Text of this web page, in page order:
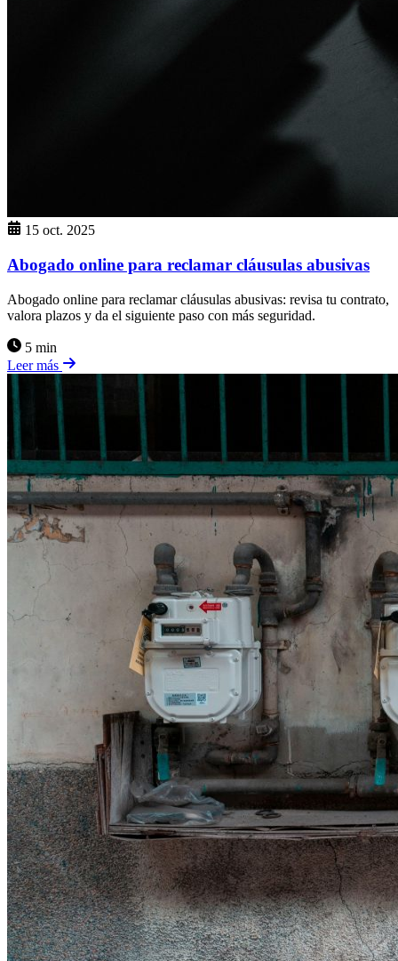
15 oct. 2025
Abogado online para reclamar cláusulas abusivas
Abogado online para reclamar cláusulas abusivas: revisa tu contrato,
valora plazos y da el siguiente paso con más seguridad.
5 min
Leer más